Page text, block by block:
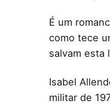
É um
como tece
salvam esta
Isabel
militar de